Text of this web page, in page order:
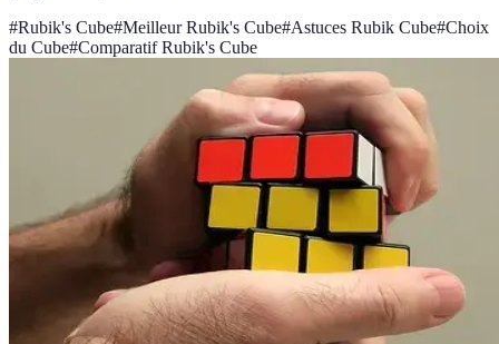
#Rubik's Cube#Meilleur Rubik's Cube#Astuces Rubik Cube#Choix
du Cube#Comparatif Rubik's Cube